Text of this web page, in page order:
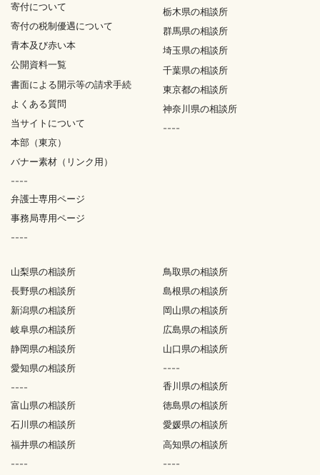
寄付について
寄付の税制優遇について
青本及び赤い本
公開資料一覧
書面による開示等の請求手続
よくある質問
当サイトについて
本部（東京）
バナー素材（リンク用）
----
弁護士専用ページ
事務局専用ページ
----
栃木県の相談所
群馬県の相談所
埼玉県の相談所
千葉県の相談所
東京都の相談所
神奈川県の相談所
----
山梨県の相談所
長野県の相談所
新潟県の相談所
岐阜県の相談所
静岡県の相談所
愛知県の相談所
----
富山県の相談所
石川県の相談所
福井県の相談所
----
鳥取県の相談所
島根県の相談所
岡山県の相談所
広島県の相談所
山口県の相談所
----
香川県の相談所
徳島県の相談所
愛媛県の相談所
高知県の相談所
----